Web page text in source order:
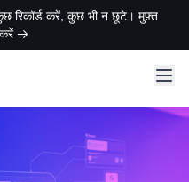
करें, कुछ भी न छूटे। मुफ़्त
करें →